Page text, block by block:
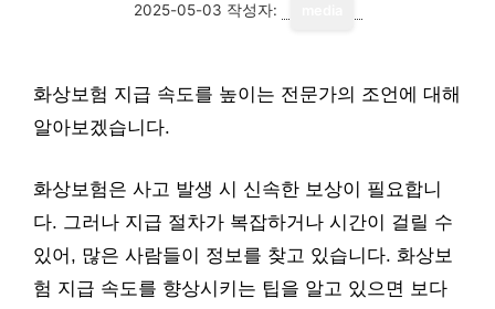
2025-05-03 작성자:
화상보험 지급 속도를 높이는 전문가의 조언에 대해
알아보겠습니다.
화상보험은 사고 발생 시 신속한 보상이 필요합니
다. 그러나 지급 절차가 복잡하거나 시간이 걸릴 수
있어, 많은 사람들이 정보를 찾고 있습니다. 화상보
험 지급 속도를 향상시키는 팁을 알고 있으면 보다